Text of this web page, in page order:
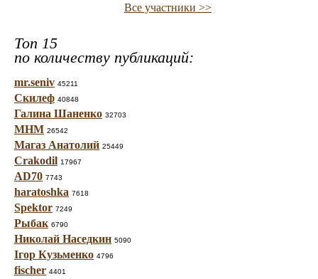
Все участники >>
Топ 15
по количеству публикаций:
mr.seniv 45211
Скилеф 40848
Галина Шаненко 32703
МНМ 26542
Магаз Анатолий 25449
Crakodil 17967
AD70 7743
haratoshka 7618
Spektor 7249
Рыбак 6790
Николай Наседкин 5090
Ігор Кузьменко 4796
fischer 4401